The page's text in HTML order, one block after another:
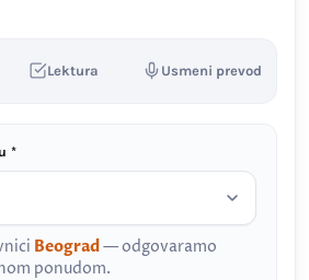
Lektura Usmeni prevod
*
Beograd — odgovaramo
ponudom.